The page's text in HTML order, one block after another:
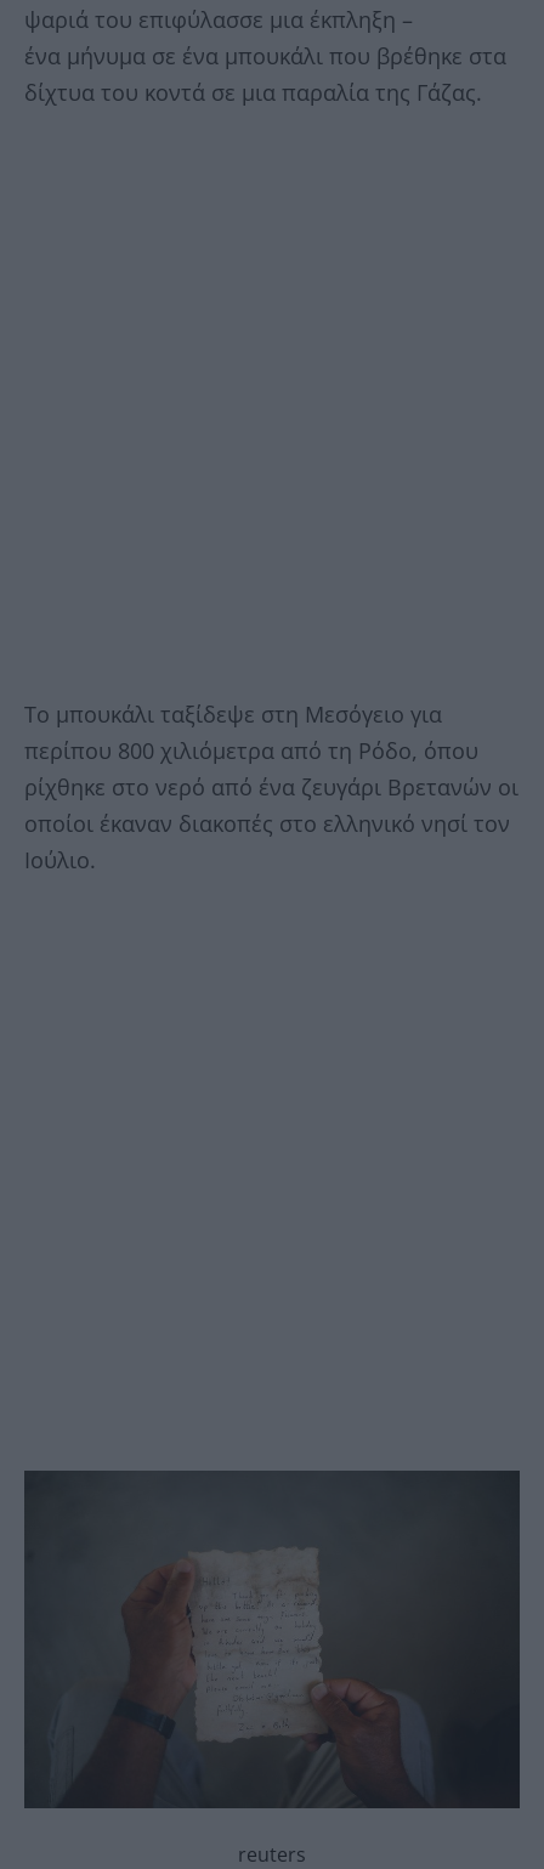
ψαριά του επιφύλασσε μια έκπληξη –
ένα μήνυμα σε ένα μπουκάλι που βρέθηκε στα
δίχτυα του κοντά σε μια παραλία της Γάζας.
Το μπουκάλι ταξίδεψε στη Μεσόγειο για
περίπου 800 χιλιόμετρα από τη Ρόδο, όπου
ρίχθηκε στο νερό από ένα ζευγάρι Βρετανών οι
οποίοι έκαναν διακοπές στο ελληνικό νησί τον
Ιούλιο.
reuters